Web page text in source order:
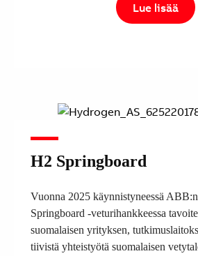
Lue lisää
H2 Springboard
Vuonna 2025 käynnistyneessä
Springboard -veturihankkeessa
suomalaisen yrityksen,
tiivistä yhteistyötä suomalaisen